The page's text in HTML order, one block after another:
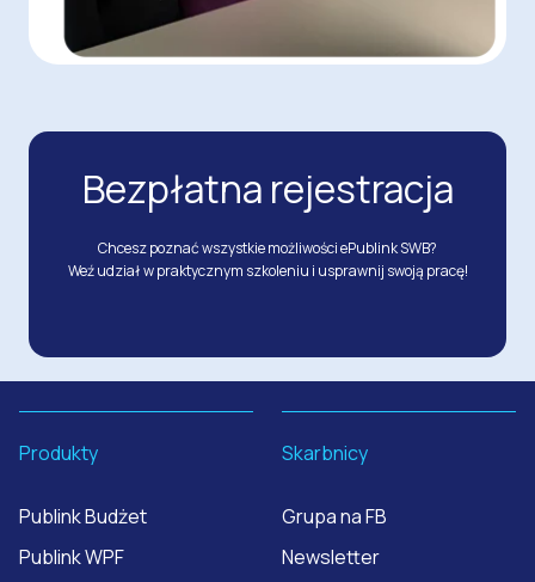
Bezpłatna rejestracja
Chcesz poznać wszystkie możliwości ePublink SWB?
Weź udział w praktycznym szkoleniu i usprawnij swoją pracę!
Produkty
Publink Budżet
Publink WPF
Skarbnicy
Grupa na FB
Newsletter